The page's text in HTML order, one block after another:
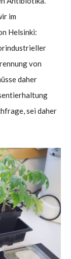
im
Helsinki:
von
daher
sei daher